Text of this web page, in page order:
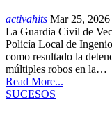
activahits Mar 25, 2026
La Guardia Civil de
Policía Local de
como resultado la
múltiples robos en la…
Read More...
SUCESOS